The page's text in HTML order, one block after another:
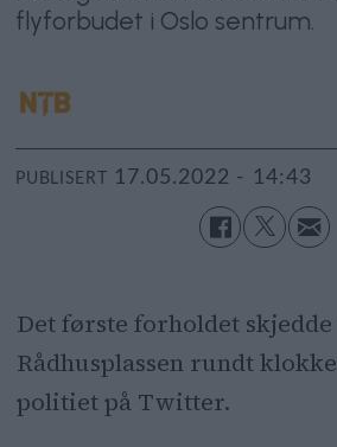
flyforbudet i Oslo sentrum.
PUBLISERT 17.05.2022 - 14:43
Det første forholdet
Rådhusplassen rundt
politiet på Twitter.